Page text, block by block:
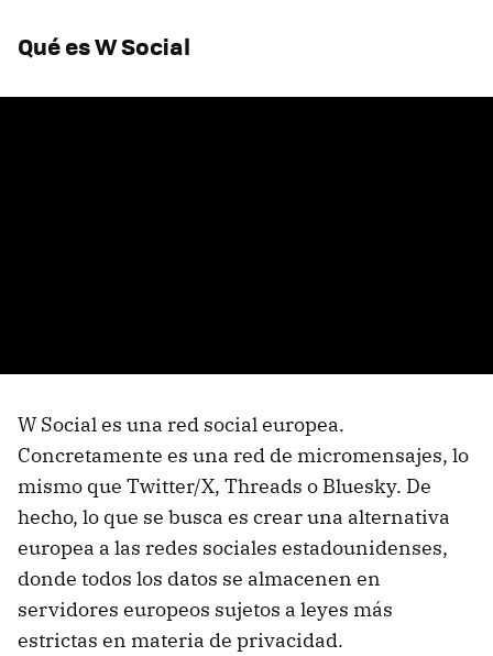
Qué es W Social
W Social es una red social europea.
Concretamente es una red de micromensajes, lo
mismo que Twitter/X, Threads o Bluesky. De
hecho, lo que se busca es crear una alternativa
europea a las redes sociales estadounidenses,
donde todos los datos se almacenen en
servidores europeos sujetos a leyes más
estrictas en materia de privacidad.